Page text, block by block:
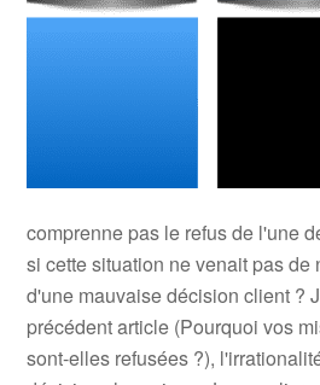
comprenne pas le refus de l'une
si cette situation ne venait pas de
d'une mauvaise décision client ?
précédent article (Pourquoi vos
sont-elles refusées ?),